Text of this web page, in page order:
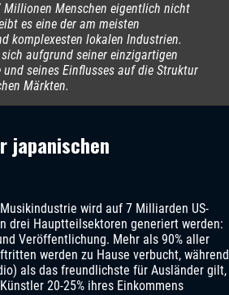
Millionen Menschen eigentlich nicht
es eine der am meisten
komplexesten lokalen Industrien.
aufgrund seiner einzigartigen
seines Einflusses auf die Struktur
Märkten.
japanischen
wird auf 7 Milliarden US-
drei Hauptteilsektoren generiert werden:
Veröffentlichung. Mehr als 90% aller
werden zu Hause verbucht, während
als das freundlichste für Ausländer gilt,
20-25% ihres Einkommens